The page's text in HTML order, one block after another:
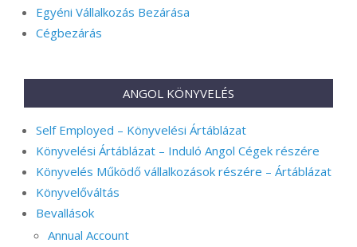
Egyéni Vállalkozás Bezárása
Cégbezárás
ANGOL KÖNYVELÉS
Self Employed – Könyvelési Ártáblázat
Könyvelési Ártáblázat – Induló Angol Cégek részére
Könyvelés Működő vállalkozások részére – Ártáblázat
Könyvelőváltás
Bevallások
Annual Account